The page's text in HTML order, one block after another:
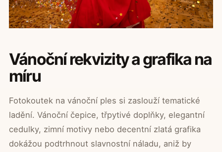
Vánoční rekvizity a grafika na
míru
Fotokoutek na vánoční ples si zaslouží tematické
ladění. Vánoční čepice, třpytivé doplňky, elegantní
cedulky, zimní motivy nebo decentní zlatá grafika
dokážou podtrhnout slavnostní náladu, aniž by